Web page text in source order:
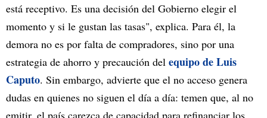
está receptivo. Es una decisión del Gobierno elegir el
momento y si le gustan las tasas", explica. Para él, la
demora no es por falta de compradores, sino por una
estrategia de ahorro y precaución del equipo de Luis
Caputo. Sin embargo, advierte que el no acceso genera
dudas en quienes no siguen el día a día: temen que, al no
emitir, el país carezca de capacidad para refinanciar los